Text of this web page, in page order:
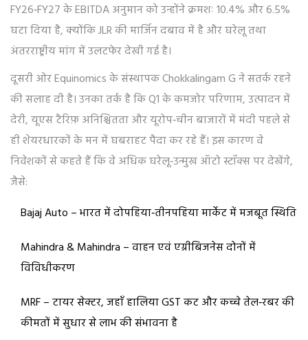
FY26‑FY27 के EBITDA अनुमान को उन्होंने क्रमशः 10.4% और 6.5%
घटा दिया है, क्योंकि JLR की मार्जिन दबाव में है और घरेलू तथा
अंतरराष्ट्रीय मांग में उलटफेर देखी गई है।
दूसरी ओर Equinomics के संस्थापक Chokkalingam G ने सतर्क रहने
की सलाह दी है। उनका तर्क है कि Q1 के कमजोर परिणाम, उत्पादन में
देरी, यूएस टैरिफ़ अनिश्चितता और यूरोप‑चीन बाजारों में मंदी पहले से
ही शेयरधारकों के मन में घबराहट पैदा कर रहे हैं। इस कारण वे
निवेशकों से कहते हैं कि वे अधिक घरेलू‑उन्मुख ऑटो स्टॉक्स पर देखेंगे,
जैसे:
Bajaj Auto – भारत में दोपहिया‑तीनपहिया मार्केट में मजबूत स्थिति
Mahindra & Mahindra – वाहन एवं एग्रीबिजनेस दोनों में
विविधीकरण
MRF – टायर सेक्टर, जहाँ हालिया GST कट और कच्चे तेल‑रबर की
कीमतों में सुधार से लाभ की संभावना है